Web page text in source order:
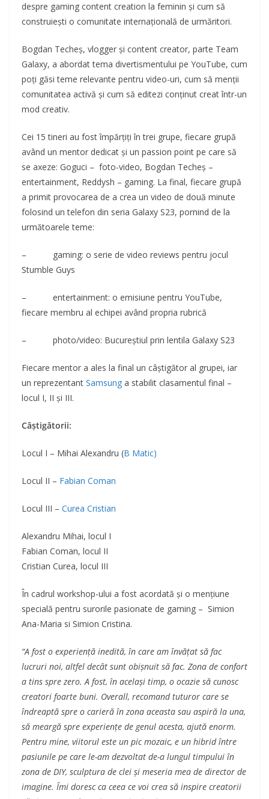
despre gaming content creation la feminin și cum să
construiești o comunitate internațională de urmăritori.
Bogdan Techeș, vlogger și content creator, parte Team
Galaxy, a abordat tema divertismentului pe YouTube, cum
poți găsi teme relevante pentru video-uri, cum să menții
comunitatea activă și cum să editezi conținut creat într-un
mod creativ.
Cei 15 tineri au fost împărțiți în trei grupe, fiecare grupă
având un mentor dedicat și un passion point pe care să
se axeze: Goguci – foto-video, Bogdan Techeș –
entertainment, Reddysh – gaming. La final, fiecare grupă
a primit provocarea de a crea un video de două minute
folosind un telefon din seria Galaxy S23, pornind de la
următoarele teme:
– gaming: o serie de video reviews pentru jocul
Stumble Guys
– entertainment: o emisiune pentru YouTube,
fiecare membru al echipei având propria rubrică
– photo/video: Bucureștiul prin lentila Galaxy S23
Fiecare mentor a ales la final un câștigător al grupei, iar
un reprezentant Samsung a stabilit clasamentul final –
locul I, II și III.
Câștigătorii:
Locul I – Mihai Alexandru (B Matic)
Locul II – Fabian Coman
Locul III – Curea Cristian
Alexandru Mihai, locul I
Fabian Coman, locul II
Cristian Curea, locul III
În cadrul workshop-ului a fost acordată și o mențiune
specială pentru surorile pasionate de gaming – Simion
Ana-Maria si Simion Cristina.
“A fost o experiență inedită, în care am învățat să fac
lucruri noi, altfel decât sunt obișnuit să fac. Zona de confort
a tins spre zero. A fost, în același timp, o ocazie să cunosc
creatori foarte buni. Overall, recomand tuturor care se
îndreaptă spre o carieră în zona aceasta sau aspiră la una,
să meargă spre experiențe de genul acesta, ajută enorm.
Pentru mine, viitorul este un pic mozaic, e un hibrid între
pasiunile pe care le-am dezvoltat de-a lungul timpului în
zona de DIY, sculptura de clei și meseria mea de director de
imagine. Îmi doresc ca ceea ce voi crea să inspire creatorii